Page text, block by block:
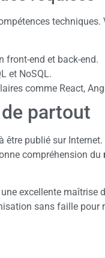
front-end et back-end.
et NoSQL.
comme React,
partout
être publié sur
compréhension du
excellente maîtrise
sans faille pour